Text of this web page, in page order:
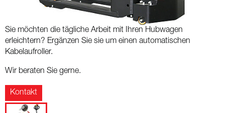
Sie möchten die tägliche Arbeit mit Ihren Hubwagen
erleichtern? Ergänzen Sie sie um einen automatischen
Kabelaufroller.
Wir beraten Sie gerne.
Kontakt